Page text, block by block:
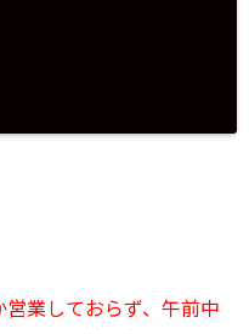
業しておらず、午前中